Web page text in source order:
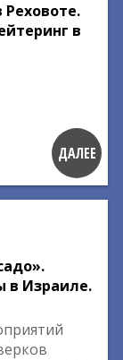
Реховоте.
в
ДАЛЕЕ
в Израиле.